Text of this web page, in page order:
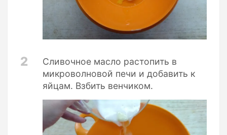
2
Сливочное масло растопить в
микроволновой печи и добавить к
яйцам. Взбить венчиком.